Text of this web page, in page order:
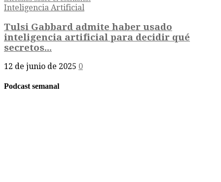
Inteligencia Artificial
Tulsi Gabbard admite haber usado
inteligencia artificial para decidir qué
secretos...
12 de junio de 2025 0
Podcast semanal